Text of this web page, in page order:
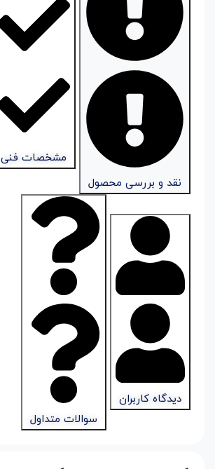
نقد و بررسی محصول
مشخصات فنی
دیدگاه کاربران
سوالات متداول